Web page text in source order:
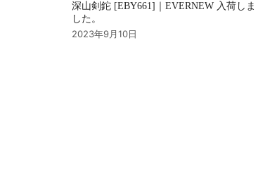
深山剣鉈 [EBY661]｜EVERNEW 入荷しま
した。
2023年9月10日